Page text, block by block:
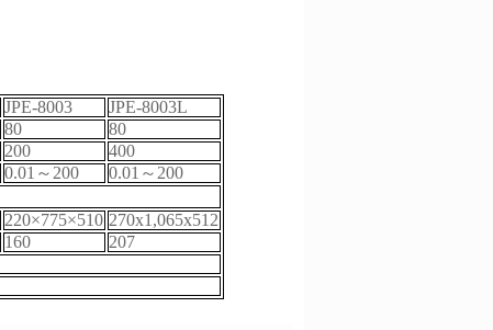
JPE-8003
JPE-8003L
80
80
200
400
0.01 ～200 0.01 ～200
220×775×510 270x1,065x512
160
207